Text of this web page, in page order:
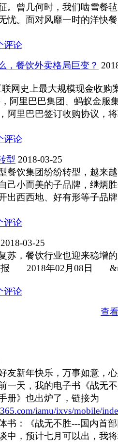
。曾几何时，我们啮雪餐
忧。面对风靡一时的洋快
评论
，餐饮外卖格局巨变？
史上最大规模现金收购
阿里巴巴集团、蚂蚁金服
阿里巴巴签订收购协议，
评论
型 2018-03-25
餐饮集团纷纷转型，越来
己小而美的子品牌，继炳
出西西地、好有形等子品
评论
2018-03-25
苏，餐饮行业也迎来稳增
报 2018年02月08日
评论
查
友新年快乐，万事如意，
一天，我的电子书《战无
册》也出炉了，链接为
iamu/ixvs/mobile/
书：《战无不胜---国内首
中，预计七月可以出，我